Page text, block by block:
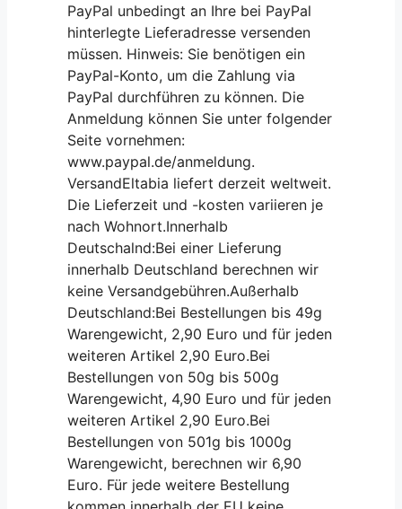
PayPal unbedingt an Ihre bei PayPal
hinterlegte Lieferadresse versenden
müssen. Hinweis: Sie benötigen ein
PayPal-Konto, um die Zahlung via
PayPal durchführen zu können. Die
Anmeldung können Sie unter folgender
Seite vornehmen:
www.paypal.de/anmeldung.
VersandEltabia liefert derzeit weltweit.
Die Lieferzeit und -kosten variieren je
nach Wohnort.Innerhalb
Deutschalnd:Bei einer Lieferung
innerhalb Deutschland berechnen wir
keine Versandgebühren.Außerhalb
Deutschland:Bei Bestellungen bis 49g
Warengewicht, 2,90 Euro und für jeden
weiteren Artikel 2,90 Euro.Bei
Bestellungen von 50g bis 500g
Warengewicht, 4,90 Euro und für jeden
weiteren Artikel 2,90 Euro.Bei
Bestellungen von 501g bis 1000g
Warengewicht, berechnen wir 6,90
Euro. Für jede weitere Bestellung